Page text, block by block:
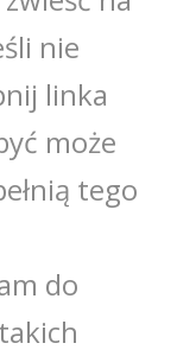
nie
linka
może
tego
do